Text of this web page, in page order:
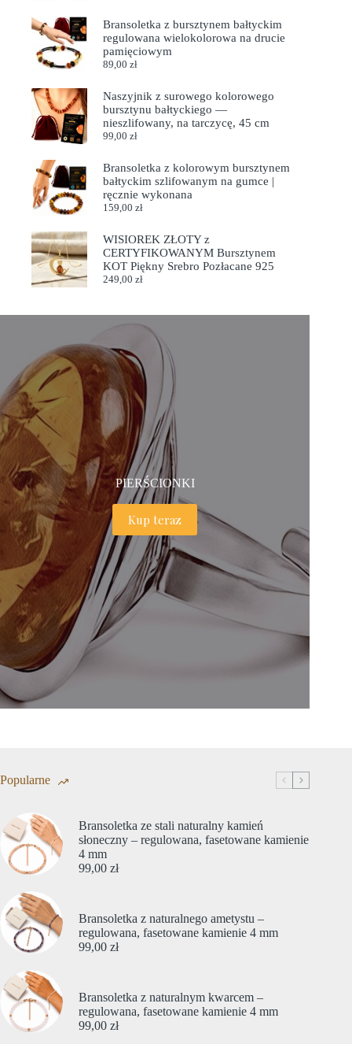
Bransoletka z bursztynem bałtyckim
regulowana wielokolorowa na drucie
pamięciowym
89,00 zł
Naszyjnik z surowego kolorowego
bursztynu bałtyckiego —
nieszlifowany, na tarczycę, 45 cm
99,00 zł
Bransoletka z kolorowym bursztynem
bałtyckim szlifowanym na gumce |
ręcznie wykonana
159,00 zł
WISIOREK ZŁOTY z
CERTYFIKOWANYM Bursztynem
KOT Piękny Srebro Pozłacane 925
249,00 zł
PIERŚCIONKI
Kup teraz
Popularne
Bransoletka ze stali naturalny kamień
słoneczny – regulowana, fasetowane kamienie
4 mm
99,00 zł
Bransoletka z naturalnego ametystu –
regulowana, fasetowane kamienie 4 mm
99,00 zł
Bransoletka z naturalnym kwarcem –
regulowana, fasetowane kamienie 4 mm
99,00 zł